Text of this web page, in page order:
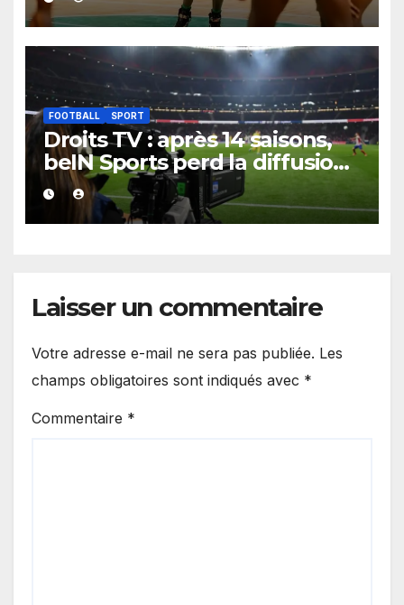
de 100 points d’écart
FOOTBALL SPORT
Droits TV : après 14 saisons,
beIN Sports perd la diffusion
de la Liga
Laisser un commentaire
Votre adresse e-mail ne sera pas publiée. Les
champs obligatoires sont indiqués avec *
Commentaire *